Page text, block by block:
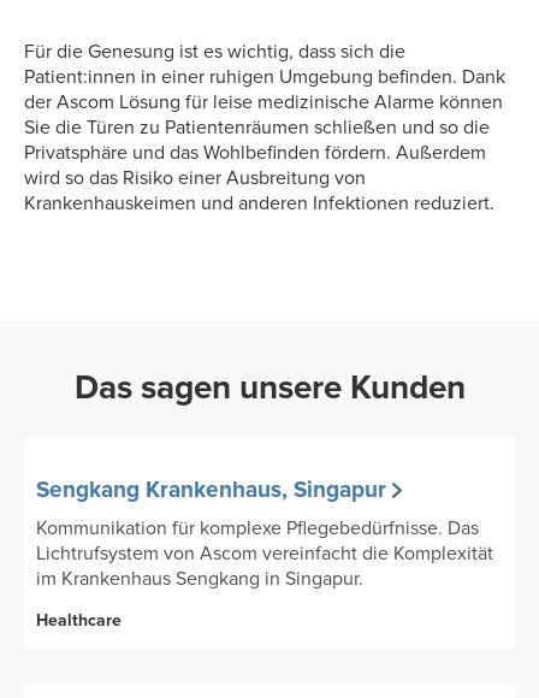
Für die Genesung ist es wichtig, dass sich die
Patient:innen in einer ruhigen Umgebung befinden. Dank
der Ascom Lösung für leise medizinische Alarme können
Sie die Türen zu Patientenräumen schließen und so die
Privatsphäre und das Wohlbefinden fördern. Außerdem
wird so das Risiko einer Ausbreitung von
Krankenhauskeimen und anderen Infektionen reduziert.
Das sagen unsere Kunden
Sengkang Krankenhaus, Singapur
Kommunikation für komplexe Pflegebedürfnisse. Das
Lichtrufsystem von Ascom vereinfacht die Komplexität
im Krankenhaus Sengkang in Singapur.
Healthcare